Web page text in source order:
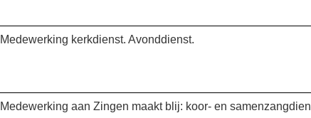
Medewerking kerkdienst. Avonddienst.
Medewerking aan Zingen maakt blij: koor- en